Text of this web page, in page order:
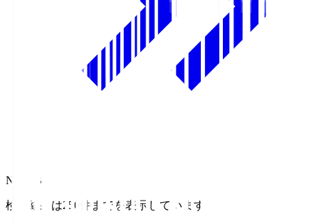
NHK BS
検索結果は250件までを表示しています